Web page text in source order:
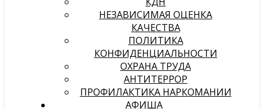
НЕЗАВИСИМАЯ ОЦЕНКА
КАЧЕСТВА
ПОЛИТИКА
КОНФИДЕНЦИАЛЬНОСТИ
ОХРАНА ТРУДА
АНТИТЕРРОР
ПРОФИЛАКТИКА НАРКОМАНИИ
АФИША